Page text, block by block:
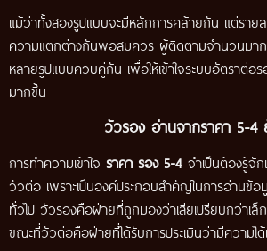
แม้ว่าทั้งสองรูปแบบจะมีหลักการคล้ายกัน แต่ราย
ความแตกต่างกันพอสมควร ผู้ติดตามจำนวนมา
หลายรูปแบบควบคู่กัน เพื่อให้เข้าใจระบบอัตราต่อ
มากขึ้น
วัวรอง อ่านจากราคา 5-4
การทำความเข้าใจ ราคา รอง 5-4 จำเป็นต้องรู้จั
วัวต่อ เพราะเป็นองค์ประกอบสำคัญในการอ่านข้อ
ทั่วไป วัวรองคือฝ่ายที่ถูกมองว่าเสียเปรียบกว่าเล็
ขณะที่วัวต่อคือฝ่ายที่ได้รับการประเมินว่ามีความไ